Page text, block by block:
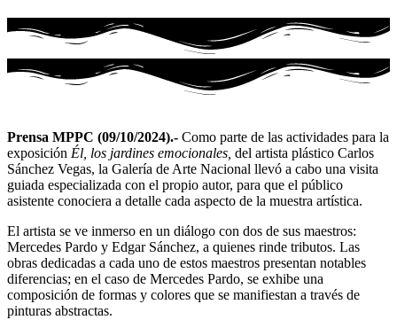
Prensa MPPC (09/10/2024).- Como parte de las actividades para la
exposición Él, los jardines emocionales, del artista plástico Carlos
Sánchez Vegas, la Galería de Arte Nacional llevó a cabo una visita
guiada especializada con el propio autor, para que el público
asistente conociera a detalle cada aspecto de la muestra artística.
El artista se ve inmerso en un diálogo con dos de sus maestros:
Mercedes Pardo y Edgar Sánchez, a quienes rinde tributos. Las
obras dedicadas a cada uno de estos maestros presentan notables
diferencias; en el caso de Mercedes Pardo, se exhibe una
composición de formas y colores que se manifiestan a través de
pinturas abstractas.